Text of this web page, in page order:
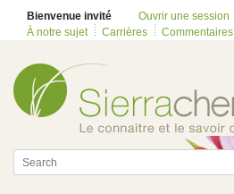
Bienvenue invité Ouvrir une session
À notre sujet
Carrières Commentaires